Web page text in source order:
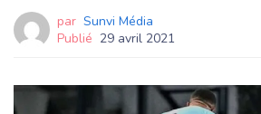
par Sunvi Média
Publié 29 avril 2021